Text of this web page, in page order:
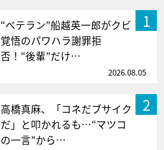
1
“ベテラン”船越英一郎がクビ
覚悟のパワハラ謝罪拒
否！“後輩”だけ…
2026.08.05
2
高橋真麻、「コネだブサイク
だ」と叩かれるも…“マツコ
の一言”から…